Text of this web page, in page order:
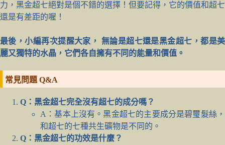
力，黑金超七絕對是個不錯的選擇！但要記得，它的價值和超七
還是有差距的喔！
最後，小編再次提醒大家，
無論是超七還是黑金超七，都是美
麗又獨特的水晶，它們各自擁有不同的能量和價值。
常見問題 Q&A
Q：黑金超七完全沒有超七的成分嗎？
A：基本上沒有。黑金超七的主要成分是碧璽髮絲，
和超七的七種共生礦物是不同的。
Q：黑金超七的功效是什麼？